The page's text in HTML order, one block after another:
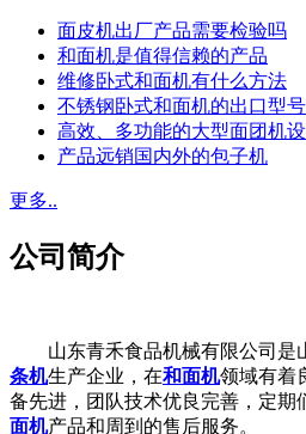
面皮机出厂产品需要检验吗
和面机是值得信赖的产品
维修卧式和面机有什么方法
不锈钢卧式和面机的出口型号
高效、多功能的大型面团机
产品远销国内外的包子机
更多..
公司简介
山东青禾食品机械有限公司是
条机生产企业，在和面机领域有着
备先进，团队技术优良完善，定期
面机产品和周到的售后服务。